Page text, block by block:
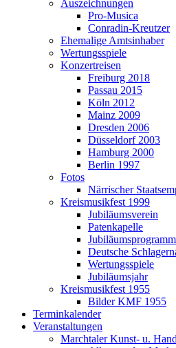
Auszeichnungen
Pro-Musica
Conradin-Kreutzer
Ehemalige Amtsinhaber
Wertungsspiele
Konzertreisen
Freiburg 2018
Passau 2015
Köln 2012
Mainz 2009
Dresden 2006
Düsseldorf 2003
Hamburg 2000
Berlin 1997
Fotos
Närrischer
Kreismusikfest 1999
Jubiläumsverein
Patenkapelle
Jubiläumsprogramm
Deutsche
Wertungsspiele
Jubiläumsjahr
Kreismusikfest 1955
Bilder KMF 1955
Terminkalender
Veranstaltungen
Marchtaler Kunst- u.